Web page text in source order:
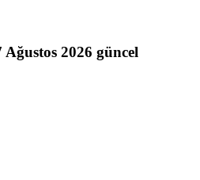
2026 güncel